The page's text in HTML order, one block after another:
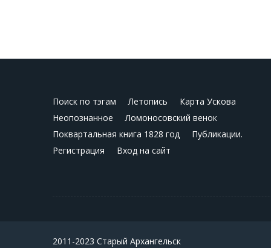
Поиск по тэгам Летопись
Карта Ускова
Неопознанное
Ломоносовский венок
Поквартальная книга 1828 год
Публикации.
Регистрация
Вход на сайт
2011-2023 Старый Архангельск